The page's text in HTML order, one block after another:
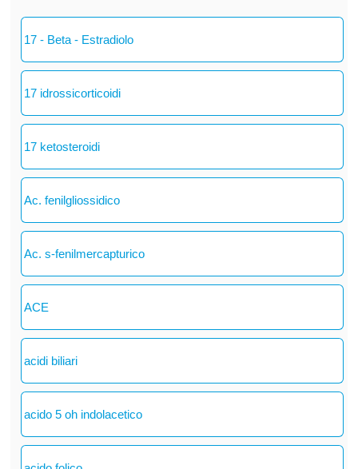
17 - Beta - Estradiolo
17 idrossicorticoidi
17 ketosteroidi
Ac. fenilgliossidico
Ac. s-fenilmercapturico
ACE
acidi biliari
acido 5 oh indolacetico